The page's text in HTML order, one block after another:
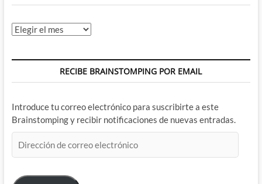
Archivos
RECIBE BRAINSTOMPING POR EMAIL
Introduce tu correo electrónico para suscribirte a este
Brainstomping y recibir notificaciones de nuevas entradas.
de
electrónico